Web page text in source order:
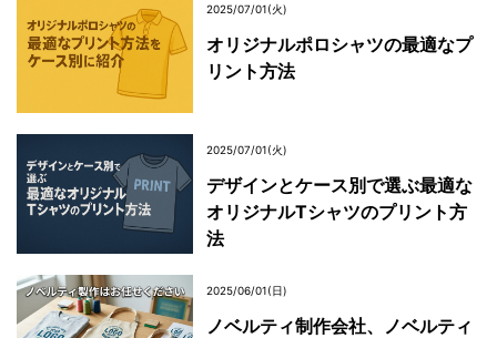
2025/07/01(火)
オリジナルポロシャツの最適なプ
リント方法
2025/07/01(火)
デザインとケース別で選ぶ最適な
オリジナルTシャツのプリント方
法
2025/06/01(日)
ノベルティ制作会社、ノベルティ